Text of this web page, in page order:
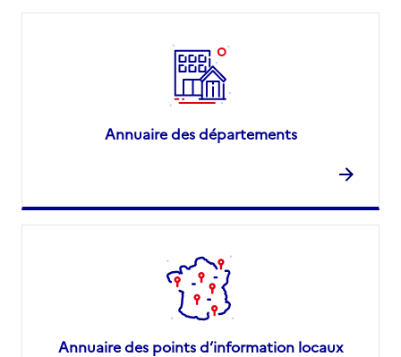
Annuaire des départements
Annuaire des points d’information locaux